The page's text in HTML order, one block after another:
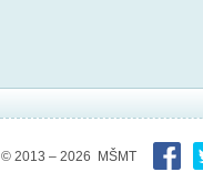
© 2013 – 2026 MŠMT